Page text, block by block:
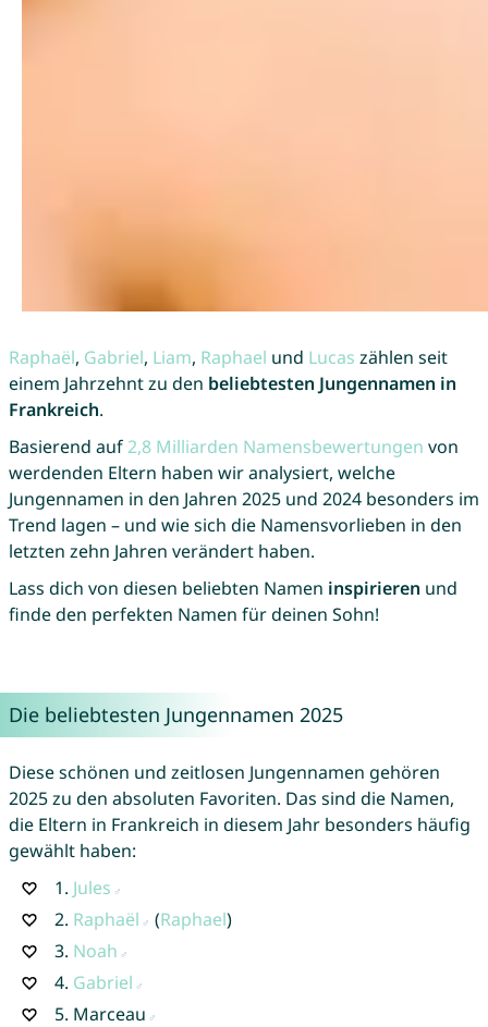
Raphaël, Gabriel, Liam, Raphael und Lucas zählen seit
einem Jahrzehnt zu den beliebtesten Jungennamen in
Frankreich.
Basierend auf2,8 Milliarden Namensbewertungen von
werdenden Eltern haben wir analysiert, welche
Jungennamen in den Jahren 2025 und 2024 besonders im
Trend lagen – und wie sich die Namensvorlieben in den
letzten zehn Jahren verändert haben.
Lass dich von diesen beliebten Namen inspirieren und
finde den perfekten Namen für deinen Sohn!
Die beliebtesten Jungennamen 2025
Diese schönen und zeitlosen Jungennamen gehören
2025 zu den absoluten Favoriten. Das sind die Namen,
die Eltern in Frankreich in diesem Jahr besonders häufig
gewählt haben:
1. Jules
2. Raphaël (Raphael)
3. Noah
4. Gabriel
5. Marceau